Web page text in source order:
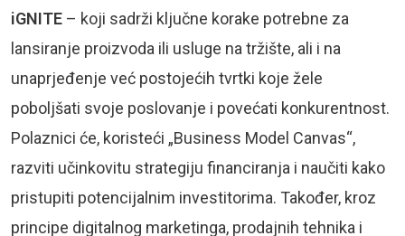
iGNITE – koji sadrži ključne korake potrebne za
lansiranje proizvoda ili usluge na tržište, ali i na
unaprjeđenje već postojećih tvrtki koje žele
poboljšati svoje poslovanje i povećati konkurentnost.
Polaznici će, koristeći „Business Model Canvas“,
razviti učinkovitu strategiju financiranja i naučiti kako
pristupiti potencijalnim investitorima. Također, kroz
principe digitalnog marketinga, prodajnih tehnika i